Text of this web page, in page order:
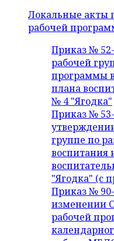
Локальные акты
рабочей
Приказ №
рабочей
программы
плана
№ 4 "Ягодка"
Приказ №
группе по
воспитания
"Ягодка" (с
Приказ №
изменении
рабочей